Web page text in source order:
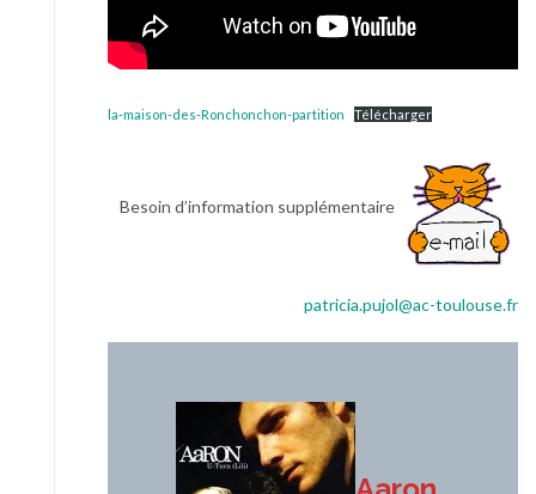
la-maison-des-Ronchonchon-partition Télécharger
Besoin d’information supplémentaire
patricia.pujol@ac-toulouse.fr